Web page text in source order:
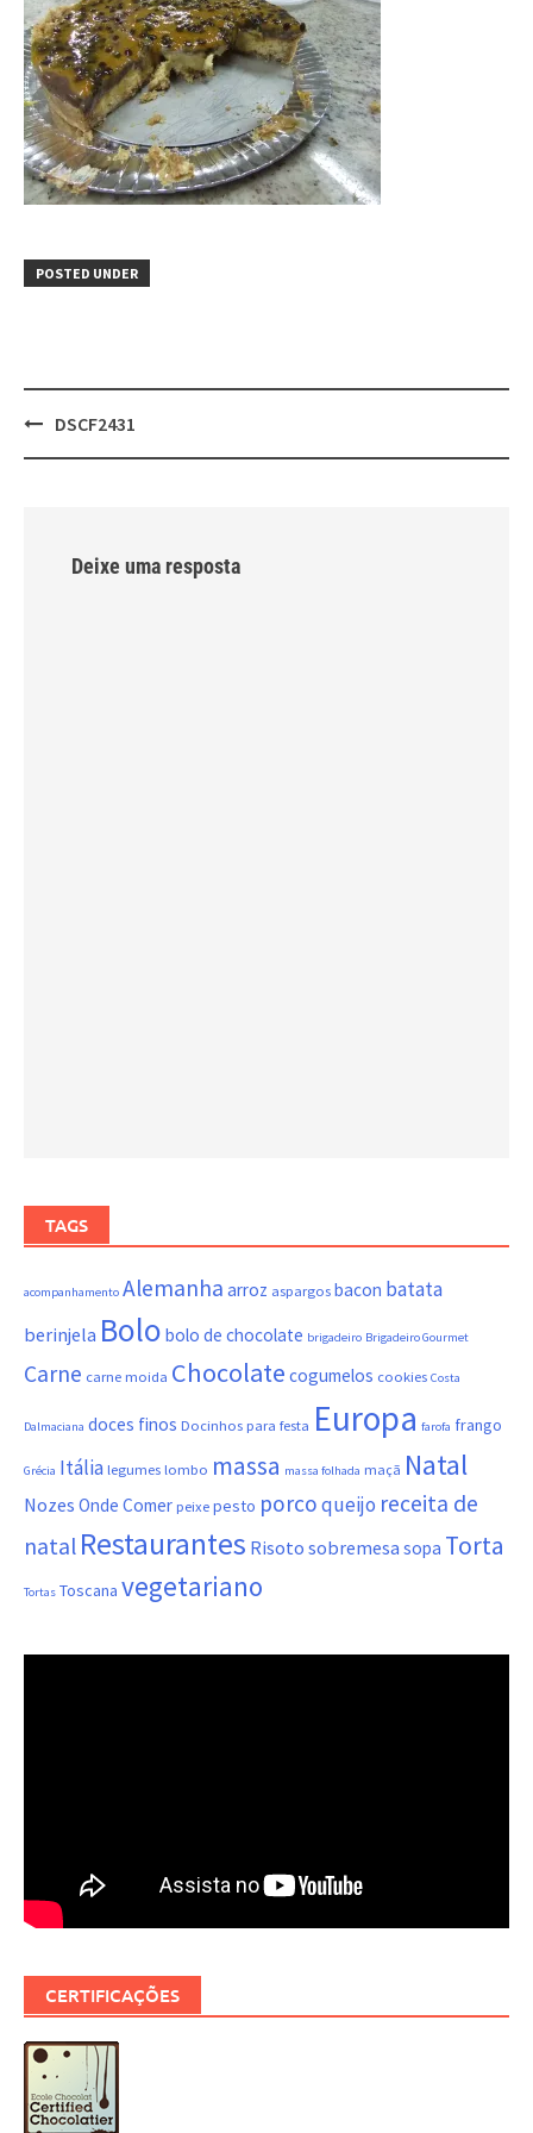
POSTED UNDER
PostDSCF2431
Deixe uma resposta
TAGS
acompanhamento Alemanha arroz aspargos bacon batata
berinjela Bolo bolo de chocolate brigadeiro Brigadeiro Gourmet
Carne carne moida Chocolate cogumelos cookies Costa
Dalmaciana doces finos Docinhos para festa Europa farofa frango
Grécia Itália legumes lombo massa massa folhada maçã Natal
Nozes Onde Comer peixe pesto porcoqueijo receita de
natal Restaurantes Risoto sobremesa sopa Torta
Tortas Toscana vegetariano
CERTIFICAÇÕES